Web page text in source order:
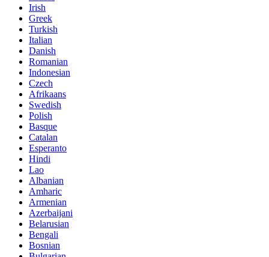
Irish
Greek
Turkish
Italian
Danish
Romanian
Indonesian
Czech
Afrikaans
Swedish
Polish
Basque
Catalan
Esperanto
Hindi
Lao
Albanian
Amharic
Armenian
Azerbaijani
Belarusian
Bengali
Bosnian